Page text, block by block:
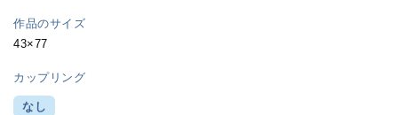
作品のサイズ
43×77
カップリング
なし